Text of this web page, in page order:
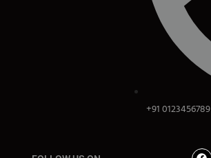
+91 0123456789